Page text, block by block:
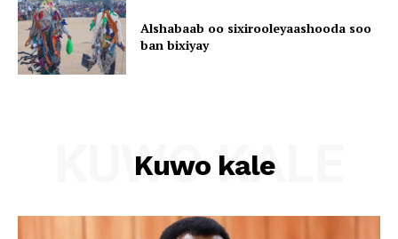
Alshabaab oo sixirooleyaashooda soo
ban bixiyay
Kuwo kale
KUWO KALE